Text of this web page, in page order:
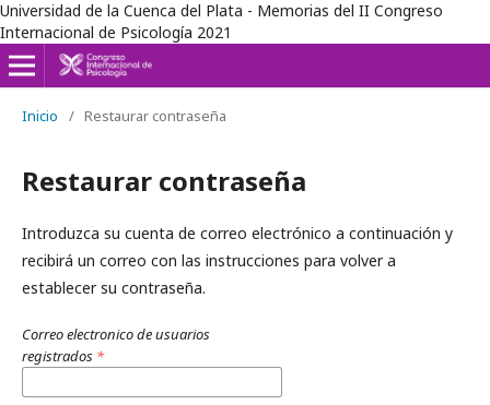
Universidad de la Cuenca del Plata - Memorias del II Congreso
Internacional de Psicología 2021
Inicio / Restaurar contraseña
Restaurar contraseña
Introduzca su cuenta de correo electrónico a continuación y
recibirá un correo con las instrucciones para volver a
establecer su contraseña.
Correo electronico de usuarios
registrados *